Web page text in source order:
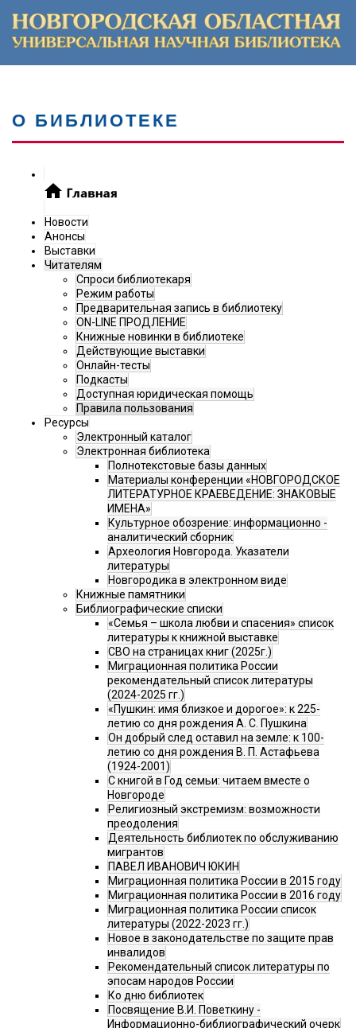
О БИБЛИОТЕКЕ
Новости
Анонсы
Выставки
Читателям
Спроси библиотекаря
Режим работы
Предварительная запись в библиотеку
ON-LINE ПРОДЛЕНИЕ
Книжные новинки в библиотеке
Действующие выставки
Онлайн-тесты
Подкасты
Доступная юридическая помощь
Правила пользования
Ресурсы
Электронный каталог
Электронная библиотека
Полнотекстовые базы данных
Материалы конференции «НОВГОРОДСКОЕ
ЛИТЕРАТУРНОЕ КРАЕВЕДЕНИЕ: ЗНАКОВЫЕ
ИМЕНА»
Культурное обозрение: информационно -
аналитический сборник
Археология Новгорода. Указатели
литературы
Новгородика в электронном виде
Книжные памятники
Библиографические списки
«Семья – школа любви и спасения» список
литературы к книжной выставке
СВО на страницах книг (2025г.)
Миграционная политика России
рекомендательный список литературы
(2024-2025 гг.)
«Пушкин: имя близкое и дорогое»: к 225-
летию со дня рождения А. С. Пушкина
Он добрый след оставил на земле: к 100-
летию со дня рождения В. П. Астафьева
(1924-2001)
С книгой в Год семьи: читаем вместе о
Новгороде
Религиозный экстремизм: возможности
преодоления
Деятельность библиотек по обслуживанию
мигрантов
ПАВЕЛ ИВАНОВИЧ ЮКИН
Миграционная политика России в 2015 году
Миграционная политика России в 2016 году
Миграционная политика России список
литературы (2022-2023 гг.)
Новое в законодательстве по защите прав
инвалидов
Рекомендательный список литературы по
эпосам народов России
Ко дню библиотек
Посвящение В.И. Поветкину -
Информационно-библиографический очерк